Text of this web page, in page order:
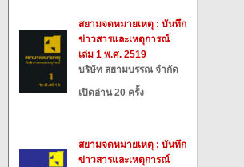
สยามจดหมายเหตุ : บันทึก
ข่าวสารและเหตุการณ์
เล่ม 1 พ.ศ. 2519
บริษัท สยามบรรณ จำกัด
เปิดอ่าน 20 ครั้ง
สยามจดหมายเหตุ : บันทึก
ข่าวสารและเหตุการณ์